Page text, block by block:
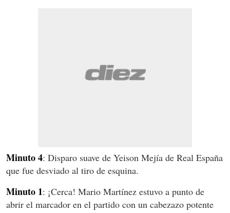
Minuto 4: Disparo suave de Yeison Mejía de Real España
que fue desviado al tiro de esquina.
Minuto 1: ¡Cerca! Mario Martínez estuvo a punto de
abrir el marcador en el partido con un cabezazo potente